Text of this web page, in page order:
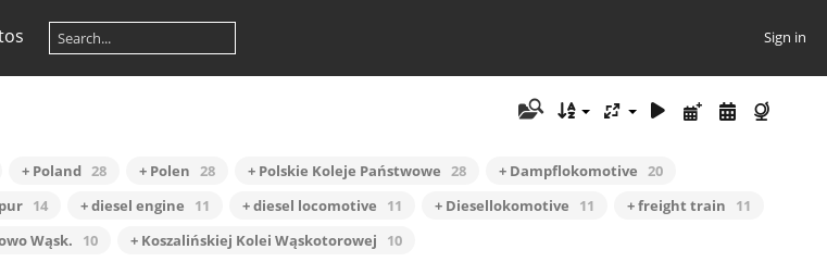
Sign in
+ Poland 28 + Polen 28 + Polskie Koleje Państwowe 28 + Dampflokomotive 20
14 + diesel engine 11 + diesel locomotive 11 + Diesellokomotive 11 + freight train
11
Wąsk. 10 + Koszalińskiej Kolei Wąskotorowej 10